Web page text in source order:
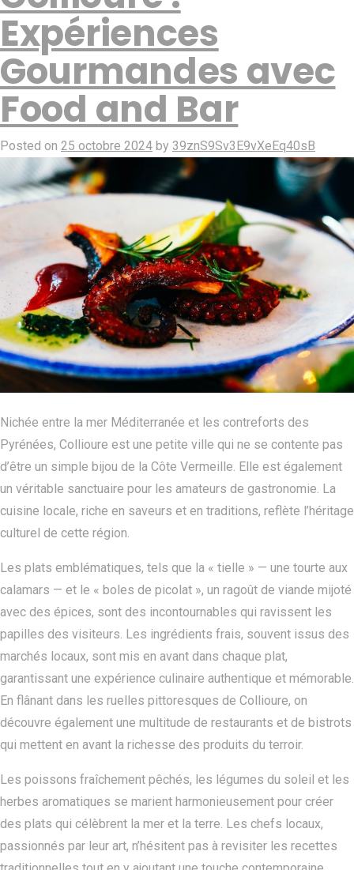
Expériences
Gourmandes avec
Food and Bar
Posted on 25 octobre 2024 by 39znS9Sv3E9vXeEq40sB
Nichée entre la mer Méditerranée et les contreforts des
Pyrénées, Collioure est une petite ville qui ne se contente pas
d’être un simple bijou de la Côte Vermeille. Elle est également
un véritable sanctuaire pour les amateurs de gastronomie. La
cuisine locale, riche en saveurs et en traditions, reflète l’héritage
culturel de cette région.
Les plats emblématiques, tels que la « tielle » — une tourte aux
calamars — et le « boles de picolat », un ragoût de viande mijoté
avec des épices, sont des incontournables qui ravissent les
papilles des visiteurs. Les ingrédients frais, souvent issus des
marchés locaux, sont mis en avant dans chaque plat,
garantissant une expérience culinaire authentique et mémorable.
En flânant dans les ruelles pittoresques de Collioure, on
découvre également une multitude de restaurants et de bistrots
qui mettent en avant la richesse des produits du terroir.
Les poissons fraîchement pêchés, les légumes du soleil et les
herbes aromatiques se marient harmonieusement pour créer
des plats qui célèbrent la mer et la terre. Les chefs locaux,
passionnés par leur art, n’hésitent pas à revisiter les recettes